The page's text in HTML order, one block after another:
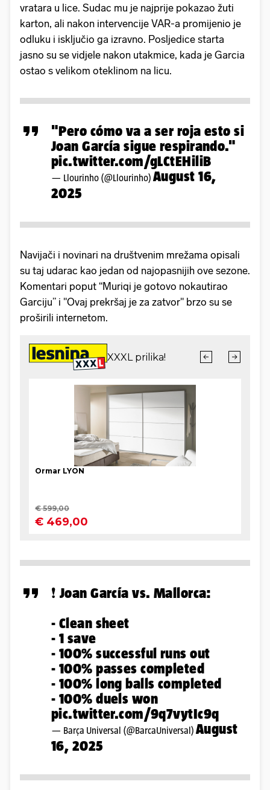
vratara u lice. Sudac mu je najprije pokazao žuti
karton, ali nakon intervencije VAR-a promijenio je
odluku i isključio ga izravno. Posljedice starta
jasno su se vidjele nakon utakmice, kada je Garcia
ostao s velikom oteklinom na licu.
"Pero cómo va a ser roja esto si
Joan García sigue respirando."
pic.twitter.com/gLCtEHiliB
— Llourinho (@Llourinho) August 16,
2025
Navijači i novinari na društvenim mrežama opisali
su taj udarac kao jedan od najopasnijih ove sezone.
Komentari poput “Muriqi je gotovo nokautirao
Garciju” i "Ovaj prekršaj je za zatvor" brzo su se
proširili internetom.
❗️ Joan García vs. Mallorca:
- Clean sheet
- 1 save
- 100% successful runs out
- 100% passes completed
- 100% long balls completed
- 100% duels won
pic.twitter.com/9q7vytIc9q
— Barça Universal (@BarcaUniversal) August
16, 2025